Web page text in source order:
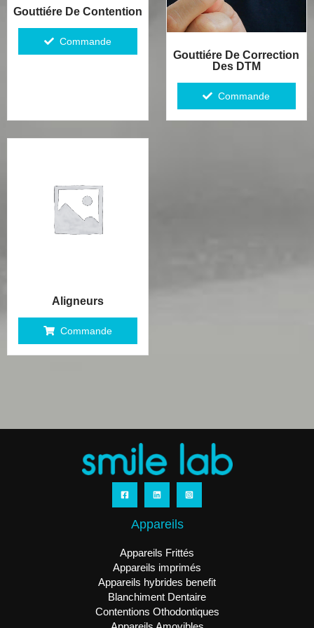
Gouttiére De Contention
Commande
be
chosen
on
Gouttiére De Correction
Des DTM
Commande
be
chosen
the
Aligneurs
Commande
Appareils
Appareils Frittés
Appareils imprimés
Appareils hybrides benefit
Blanchiment Dentaire
Contentions Othodontiques